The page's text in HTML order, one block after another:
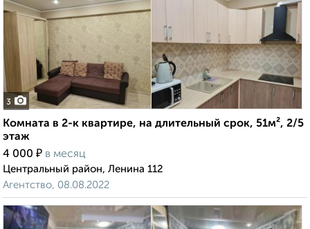
3
Комната в 2-к квартире, на длительный срок, 51м², 2/5
этаж
4 000 ₽ в месяц
Центральный район, Ленина 112
Агентство, 08.08.2022